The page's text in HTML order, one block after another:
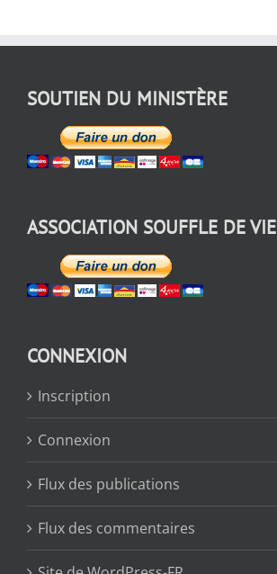
SOUTIEN DU MINISTÈRE
ASSOCIATION SOUFFLE DE VIE
CONNEXION
Inscription
Connexion
Flux des publications
Flux des commentaires